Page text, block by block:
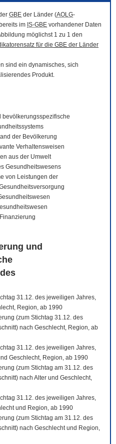
GBE der Länder (AOLG-
im IS-GBE vorhandener Daten
möglichst 1 zu 1 den
für die GBE der Länder
sind ein dynamisches, sich
Produkt.
bevölkerungsspezifische
der Bevölkerung
Verhaltensweisen
aus der Umwelt
Gesundheitswesens
von Leistungen der
und
31.12. des jeweiligen Jahres,
Region, ab 1990
(zum Stichtag 31.12. des
nach Geschlecht, Region, ab
31.12. des jeweiligen Jahres,
Geschlecht, Region, ab 1990
(zum Stichtag am 31.12. des
nach Alter und Geschlecht,
31.12. des jeweiligen Jahres,
und Region, ab 1990
(zum Stichtag am 31.12. des
nach Geschlecht und Region,